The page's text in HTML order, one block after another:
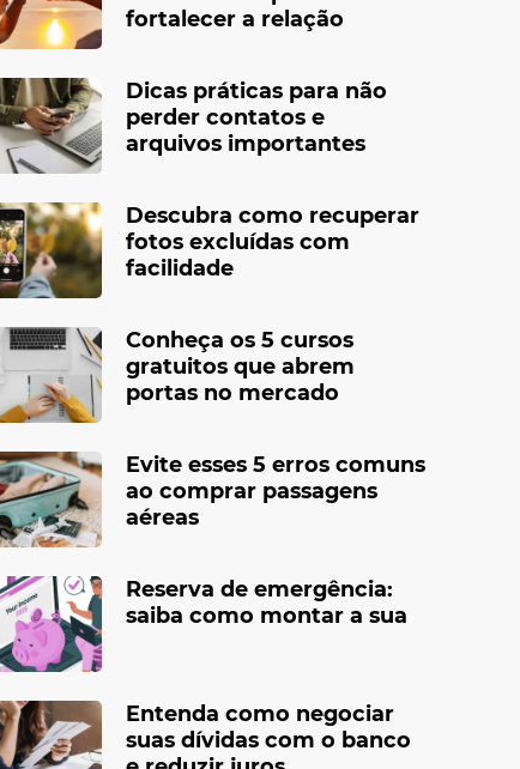
fortalecer a relação
Dicas práticas para não
perder contatos e
arquivos importantes
Descubra como recuperar
fotos excluídas com
facilidade
Conheça os 5 cursos
gratuitos que abrem
portas no mercado
Evite esses 5 erros comuns
ao comprar passagens
aéreas
Reserva de emergência:
saiba como montar a sua
Entenda como negociar
suas dívidas com o banco